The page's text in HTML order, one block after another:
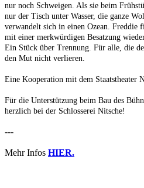
nur noch Schweigen. Als sie beim
nur der Tisch unter Wasser, die ganze
verwandelt sich in einen Ozean. Freddie
mit einer merkwürdigen Besatzung
Ein Stück über Trennung. Für alle, die
den Mut nicht verlieren.
Eine Kooperation mit dem Staatstheater
Für die Unterstützung beim Bau des
herzlich bei der Schlosserei Nitsche!
---
Mehr Infos HIER.